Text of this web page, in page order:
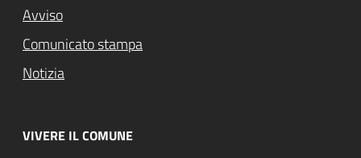
Avviso
Comunicato stampa
Notizia
VIVERE IL COMUNE